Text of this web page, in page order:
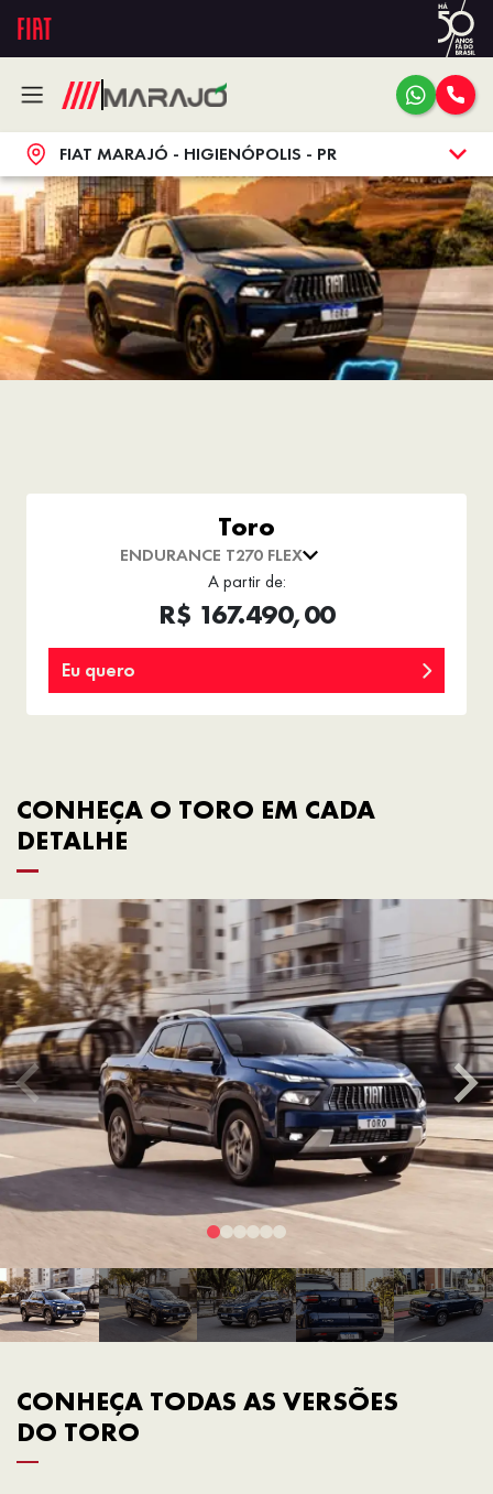
FIAT MARAJÓ - HIGIENÓPOLIS - PR
Toro
ENDURANCE T270 FLEX
A partir de:
R$ 167.490,00
Eu quero
CONHEÇA O TORO EM CADA
DETALHE
CONHEÇA TODAS AS VERSÕES
DO TORO